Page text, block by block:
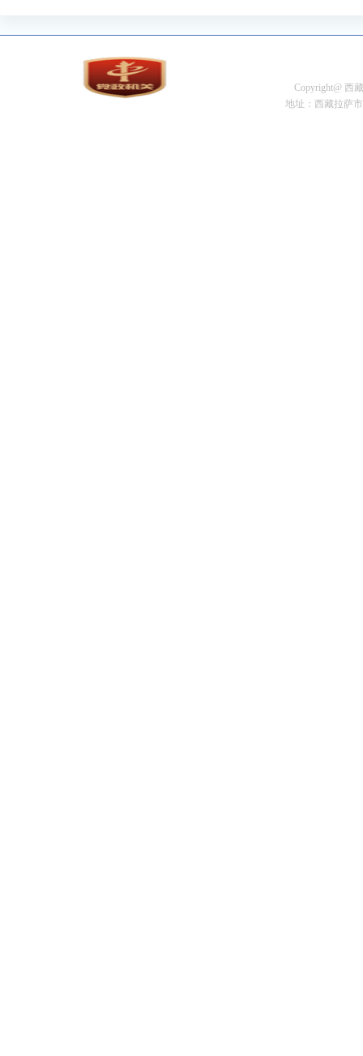
Copyright@ 西
地址：西藏拉萨